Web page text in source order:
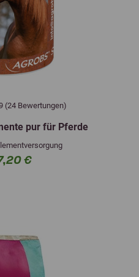
(24 Bewertungen)
pur für Pferde
€